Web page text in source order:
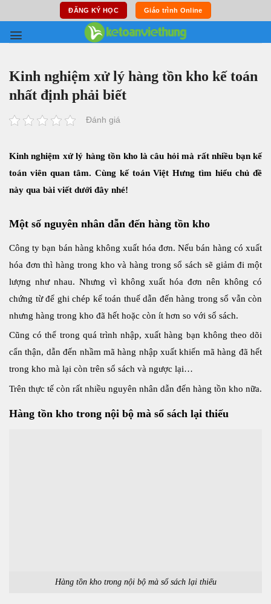
content
ĐĂNG KÝ HỌC Giáo trình Online
Kinh nghiệm xử lý hàng tồn kho kế toán
nhất định phải biết
Đánh giá
Kinh nghiệm xử lý hàng tồn kho là câu hỏi mà rất nhiều bạn kế
toán viên quan tâm. Cùng kế toán Việt Hưng tìm hiểu chủ đề
này qua bài viết dưới đây nhé!
Một số nguyên nhân dẫn đến hàng tồn kho
Công ty bạn bán hàng không xuất hóa đơn. Nếu bán hàng có xuất
hóa đơn thì hàng trong kho và hàng trong sổ sách sẽ giảm đi một
lượng như nhau. Nhưng vì không xuất hóa đơn nên không có
chứng từ để ghi chép kế toán thuế dẫn đến hàng trong sổ vẫn còn
nhưng hàng trong kho đã hết hoặc còn ít hơn so với sổ sách.
Cũng có thể trong quá trình nhập, xuất hàng bạn không theo dõi
cẩn thận, dẫn đến nhầm mã hàng nhập xuất khiến mã hàng đã hết
trong kho mà lại còn trên sổ sách và ngược lại…
Trên thực tế còn rất nhiều nguyên nhân dẫn đến hàng tồn kho nữa.
Hàng tồn kho trong nội bộ mà sổ sách lại thiếu
Hàng tồn kho trong nội bộ mà sổ sách lại thiếu